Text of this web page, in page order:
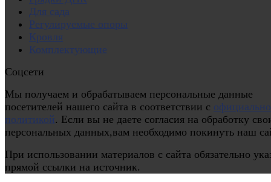
Для сада
Регулируемые опоры
Кровля
Комплектующие
Соцсети
Мы получаем и обрабатываем персональные данные
посетителей нашего сайта в соответствии с
политикой. Если вы не даете согласия на обработку
персональных данных,вам необходимо покинуть наш
При использовании материалов с сайта обязательно
прямой ссылки на источник.